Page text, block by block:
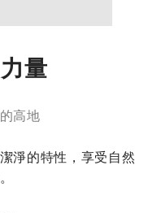
量
高地
淨的特性，享受自然